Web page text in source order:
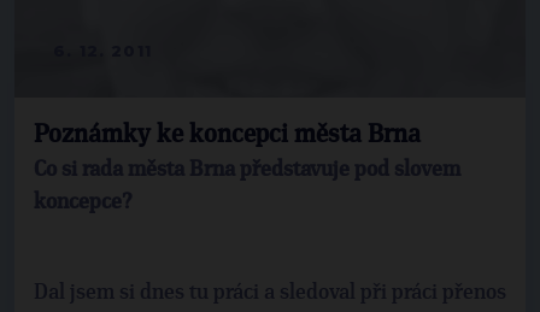
Poznámky ke koncepci města Brna
Co si rada města Brna představuje pod slovem
koncepce?
Dal jsem si dnes tu práci a sledoval při práci přenos